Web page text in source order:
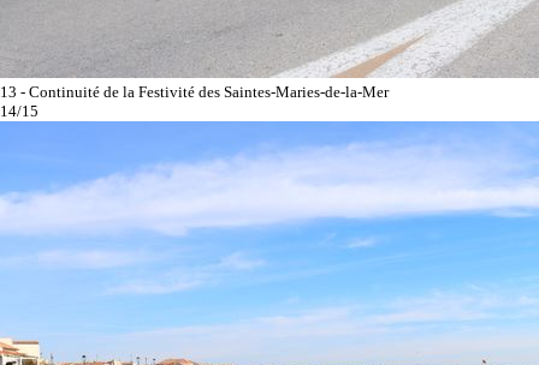
13 - Continuité de la Festivité des Saintes-Maries-de-la-Mer
14/15